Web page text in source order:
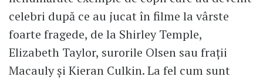
celebri după ce au jucat în filme la vârste
foarte fragede, de la Shirley Temple,
Elizabeth Taylor, surorile Olsen sau frații
Macauly și Kieran Culkin. La fel cum sunt